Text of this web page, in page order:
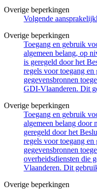
Overige beperkingen
Volgende
Overige beperkingen
Toegang en gebruik
algemeen belang, op
is geregeld door het
regels voor toegang
gegevensbronnen
GDI-Vlaanderen. Dit
Overige beperkingen
Toegang en gebruik
algemeen belang door
geregeld door het
regels voor toegang
gegevensbronnen
overheidsdiensten die
Vlaanderen. Dit
Overige beperkingen